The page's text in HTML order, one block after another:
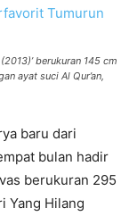
berukuran 145 cm
ayat suci Al Qur’an,
baru dari
bulan hadir
berukuran 295
Yang Hilang